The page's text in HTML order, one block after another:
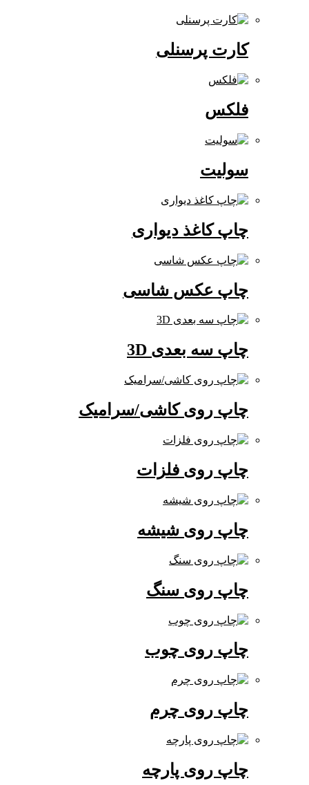
کارت پرسنلی
چاپ کاغذ دیواری
چاپ عکس شاسی
چاپ سه بعدی 3D
چاپ روی کاشی/سرامیک
چاپ روی فلزات
چاپ روی شیشه
چاپ روی سنگ
چاپ روی چوب
چاپ روی چرم
چاپ روی پارچه